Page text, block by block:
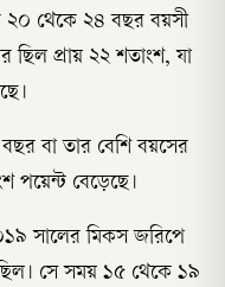
২০ থেকে ২৪ বছর বয়সী
ছিল প্রায় ২২ শতাংশ, যা
বা তার বেশি বয়সের
পয়েন্ট বেড়েছে।
সালের মিকস জরিপে
সে সময় ১৫ থেকে ১৯